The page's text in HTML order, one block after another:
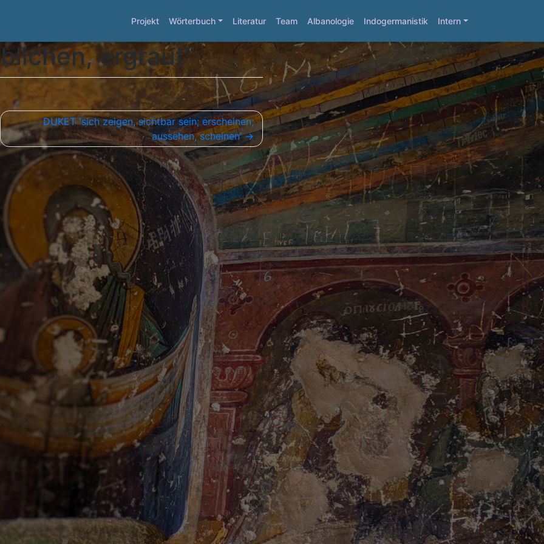
Projekt Wörterbuch Literatur Team Albanologie Indogermanistik Intern
ergrautʼ
DUKET ʽsich zeigen, sichtbar sein; erscheinen;
aussehen, scheinen’